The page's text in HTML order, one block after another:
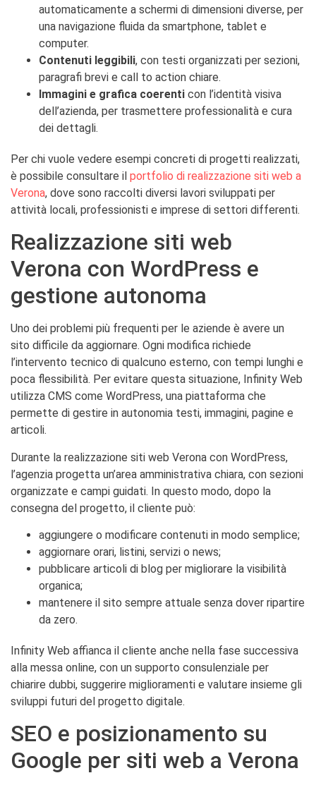
automaticamente a schermi di dimensioni diverse, per
una navigazione fluida da smartphone, tablet e
computer.
Contenuti leggibili, con testi organizzati per sezioni,
paragrafi brevi e call to action chiare.
Immagini e grafica coerenti con l’identità visiva
dell’azienda, per trasmettere professionalità e cura
dei dettagli.
Per chi vuole vedere esempi concreti di progetti realizzati,
è possibile consultare il portfolio di realizzazione siti web a
Verona, dove sono raccolti diversi lavori sviluppati per
attività locali, professionisti e imprese di settori differenti.
Realizzazione siti web
Verona con WordPress e
gestione autonoma
Uno dei problemi più frequenti per le aziende è avere un
sito difficile da aggiornare. Ogni modifica richiede
l’intervento tecnico di qualcuno esterno, con tempi lunghi e
poca flessibilità. Per evitare questa situazione, Infinity Web
utilizza CMS come WordPress, una piattaforma che
permette di gestire in autonomia testi, immagini, pagine e
articoli.
Durante la realizzazione siti web Verona con WordPress,
l’agenzia progetta un’area amministrativa chiara, con sezioni
organizzate e campi guidati. In questo modo, dopo la
consegna del progetto, il cliente può:
aggiungere o modificare contenuti in modo semplice;
aggiornare orari, listini, servizi o news;
pubblicare articoli di blog per migliorare la visibilità
organica;
mantenere il sito sempre attuale senza dover ripartire
da zero.
Infinity Web affianca il cliente anche nella fase successiva
alla messa online, con un supporto consulenziale per
chiarire dubbi, suggerire miglioramenti e valutare insieme gli
sviluppi futuri del progetto digitale.
SEO e posizionamento su
Google per siti web a Verona